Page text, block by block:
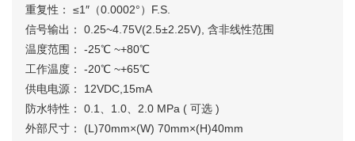
重复性： ≤1″（0.0002°）F.S.
信号输出： 0.25~4.75V(2.5±2.25V), 含非线性范围
温度范围： -25℃ ~+80℃
工作温度： -20℃ ~+65℃
供电电源： 12VDC,15mA
防水特性： 0.1、1.0、2.0 MPa ( 可选 )
外部尺寸： (L)70mm×(W) 70mm×(H)40mm